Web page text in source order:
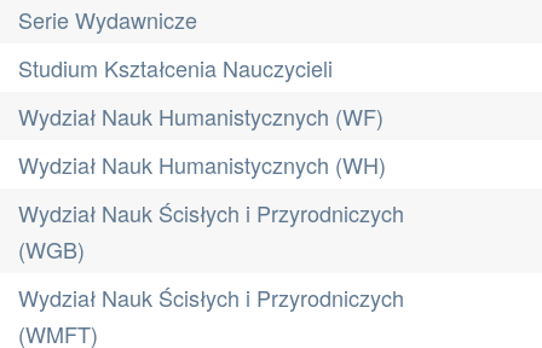
Serie Wydawnicze
Studium Kształcenia Nauczycieli
Wydział Nauk Humanistycznych (WF)
Wydział Nauk Humanistycznych (WH)
Wydział Nauk Ścisłych i Przyrodniczych
(WGB)
Wydział Nauk Ścisłych i Przyrodniczych
(WMFT)